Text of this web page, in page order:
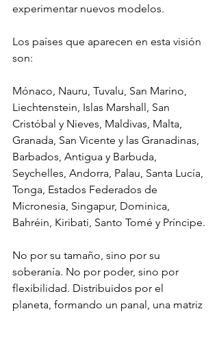
experimentar nuevos modelos.
Los países que aparecen en esta visión
son:
Mónaco, Nauru, Tuvalu, San Marino,
Liechtenstein, Islas Marshall, San
Cristóbal y Nieves, Maldivas, Malta,
Granada, San Vicente y las Granadinas,
Barbados, Antigua y Barbuda,
Seychelles, Andorra, Palau, Santa Lucía,
Tonga, Estados Federados de
Micronesia, Singapur, Dominica,
Bahréin, Kiribati, Santo Tomé y Príncipe.
No por su tamaño, sino por su
soberanía. No por poder, sino por
flexibilidad. Distribuidos por el
planeta, formando un panal, una matriz